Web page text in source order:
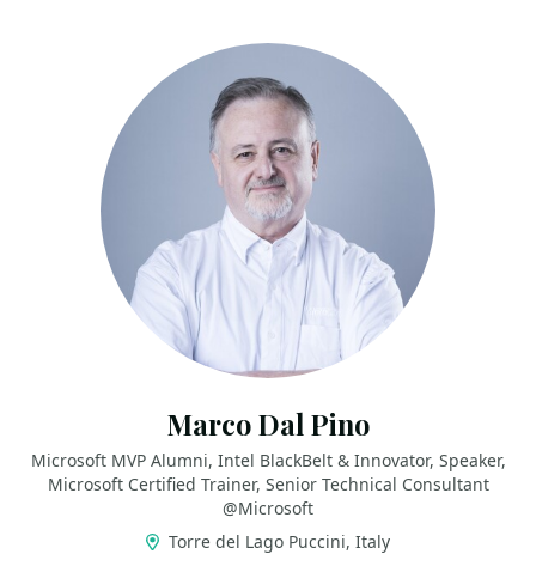
Marco Dal Pino
Microsoft MVP Alumni, Intel BlackBelt & Innovator, Speaker,
Microsoft Certified Trainer, Senior Technical Consultant
@Microsoft
Torre del Lago Puccini, Italy